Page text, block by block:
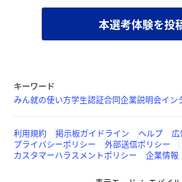
本選考体験を投
キーワード
みん就の使い方学生認証合同企業説明会イン
利用規約 掲示板ガイドライン ヘルプ 広
プライバシーポリシー
外部送信ポリシー
カスタマーハラスメントポリシー
企業情報